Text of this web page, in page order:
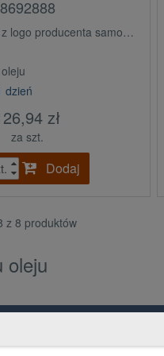
8692888
producenta samochodu (OE)
dzień
zł
za szt.
Dodaj
z 8 produktów
oleju